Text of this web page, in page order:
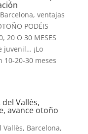
ventajas
PODÉIS
20 O 30 MESES
juvenil… ¡Lo
10-20-30 meses
Vallès,
avance otoño
Barcelona,